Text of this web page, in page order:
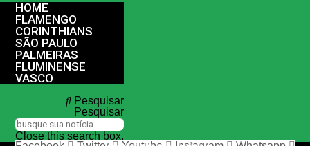
HOME
FLAMENGO
CORINTHIANS
SÃO PAULO
PALMEIRAS
FLUMINENSE
VASCO
Pesquisar
Pesquisar
Close this search box.